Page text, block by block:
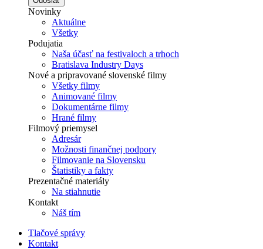
Novinky
Aktuálne
Všetky
Podujatia
Naša účasť na festivaloch a trhoch
Bratislava Industry Days
Nové a pripravované slovenské filmy
Všetky filmy
Animované filmy
Dokumentárne filmy
Hrané filmy
Filmový priemysel
Adresár
Možnosti finančnej podpory
Filmovanie na Slovensku
Štatistiky a fakty
Prezentačné materiály
Na stiahnutie
Kontakt
Náš tím
Tlačové správy
Kontakt